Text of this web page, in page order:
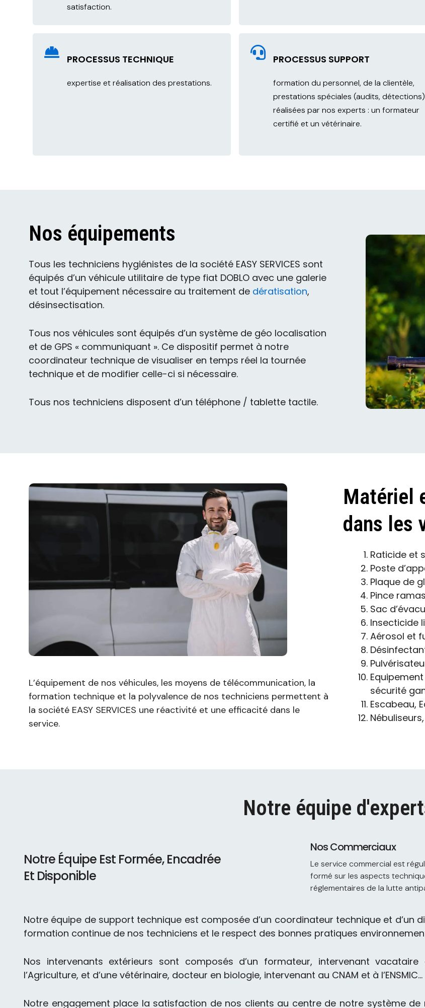
satisfaction.
PROCESSUS TECHNIQUE
expertise et réalisation des prestations.
PROCESSUS SUPPORT
formation du personnel, de la clientèle,
prestations spéciales (audits, détections)
réalisées par nos experts : un formateur
certifié et un vétérinaire.
Nos équipements
Tous les techniciens hygiénistes de la société EASY SERVICES sont
équipés d’un véhicule utilitaire de type fiat DOBLO avec une galerie
et tout l’équipement nécessaire au traitement de dératisation,
désinsectisation.
Tous nos véhicules sont équipés d’un système de géo localisation
et de GPS « communiquant ». Ce dispositif permet à notre
coordinateur technique de visualiser en temps réel la tournée
technique et de modifier celle-ci si nécessaire.
Tous nos techniciens disposent d’un téléphone / tablette tactile.
L’équipement de nos véhicules, les moyens de télécommunication, la
formation technique et la polyvalence de nos techniciens permettent à
la société EASY SERVICES une réactivité et une efficacité dans le
service.
Matériel
dans les
Raticide et
Poste
Plaque de
Pince
Sac
Insecticide
Aérosol et
sécurité
Escabeau,
Notre équipe
Notre Équipe Est Formée, Encadrée
Et Disponible
Nos Commerciaux
Le service commercial est
formé sur les aspects
réglementaires de la lutte
Notre équipe de support technique est composée d’un coordinateur technique et d’un
formation continue de nos techniciens et le respect des bonnes pratiques
Nos intervenants extérieurs sont composés d’un formateur, intervenant
l’Agriculture, et d’une vétérinaire, docteur en biologie, intervenant au CNAM et à l’ENSMIC…
Notre engagement place la satisfaction de nos clients au centre de notre système